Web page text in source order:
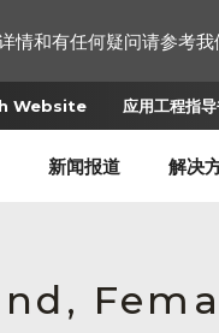
Website 应用工程指
新闻报道 解决
情和有任何疑问请参考